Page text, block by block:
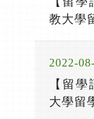
教大學
2022-
【留
大學留